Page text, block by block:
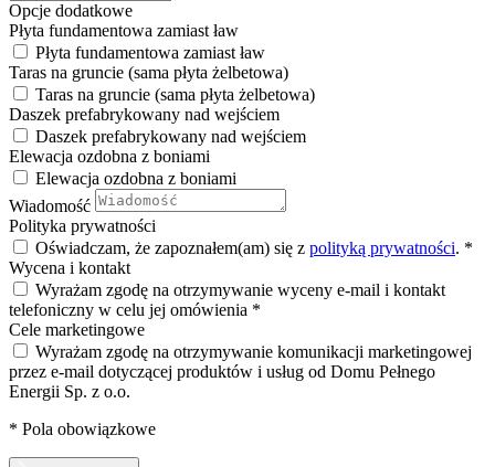
Opcje dodatkowe
Płyta fundamentowa zamiast ław
Płyta fundamentowa zamiast ław
Taras na gruncie (sama płyta żelbetowa)
Taras na gruncie (sama płyta żelbetowa)
Daszek prefabrykowany nad wejściem
Daszek prefabrykowany nad wejściem
Elewacja ozdobna z boniami
Elewacja ozdobna z boniami
Wiadomość
Polityka prywatności
Oświadczam, że zapoznałem(am) się z polityką prywatności. *
Wycena i kontakt
Wyrażam zgodę na otrzymywanie wyceny e-mail i kontakt
telefoniczny w celu jej omówienia *
Cele marketingowe
Wyrażam zgodę na otrzymywanie komunikacji marketingowej
przez e-mail dotyczącej produktów i usług od Domu Pełnego
Energii Sp. z o.o.
* Pola obowiązkowe